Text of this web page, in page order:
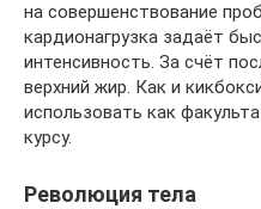
на совершенствование
кардионагрузка задаёт
интенсивность. За счёт
верхний жир. Как и
использовать как
курсу.
Революция тела